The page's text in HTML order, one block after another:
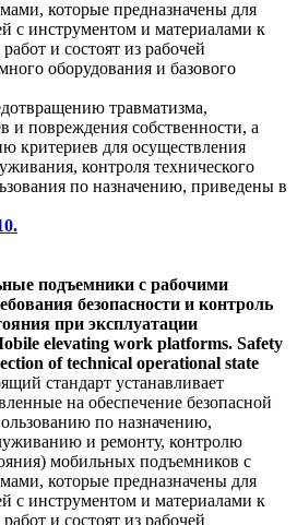
которые предназначены для
с инструментом и материалами к
и состоят из рабочей
оборудования и базового
травматизма,
и повреждения собственности, а
критериев для осуществления
контроля технического
по назначению, приведены в
подъемники с рабочими
безопасности и контроль
при эксплуатации
elevating work platforms. Safety
of technical operational state
стандарт устанавливает
на обеспечение безопасной
по назначению,
и ремонту, контролю
мобильных подъемников с
которые предназначены для
с инструментом и материалами к
и состоят из рабочей